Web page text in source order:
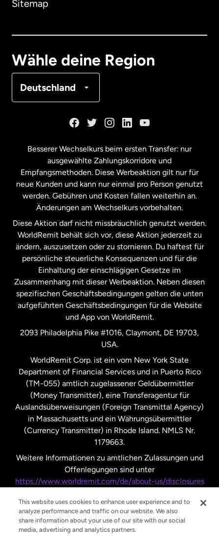
Sitemap
Wähle deine Region
Deutschland
Malaysia
Neuseeland
Niederlande
Schweden
Spanien
Vereinigte Staaten English
Vereinigte Staaten
Vereinigtes Königreich
Besserer Wechselkurs beim ersten Transfer: nur
ausgewählte Zahlungskorridore und
Empfangsmethoden. Diese Werbeaktion gilt nur für
neue Kunden und kann nur einmal pro Person genutzt
werden. Gebühren und Kosten fallen weiterhin an.
Änderungen am Wechselkurs vorbehalten.
Diese Aktion darf nicht missbräuchlich genutzt werden.
WorldRemit behält sich vor, diese Aktion jederzeit zu
ändern, auszusetzen oder zu stornieren. Du haftest für
persönliche steuerliche Konsequenzen und für die
Einhaltung der einschlägigen Gesetze im
Zusammenhang mit dieser Werbeaktion. Neben diesen
spezifischen Geschäftsbedingungen gelten die unten
aufgeführten Geschäftsbedingungen für die Website
und App von WorldRemit.
2093 Philadelphia Pike #1016, Claymont, DE 19703,
USA.
WorldRemit Corp. ist ein vom New York State
Department of Financial Services und in Puerto Rico
(TM-055) amtlich zugelassener Geldübermittler
(Money Transmitter), eine Transferagentur für
Auslandsüberweisungen (Foreign Transmittal Agency)
in Massachusetts und ein Währungsübermittler
(Currency Transmitter) in Rhode Island. NMLS Nr.
1179663.
Weitere Informationen zu amtlichen Zulassungen und
Offenlegungen sind unter
https://www.worldremit.com/de/about-us/disclosures
This website uses cookies to enhance user experience and to
analyze performance and traffic on our website. We also
share information about your use of our site with our social
media, advertising and analytics partners.